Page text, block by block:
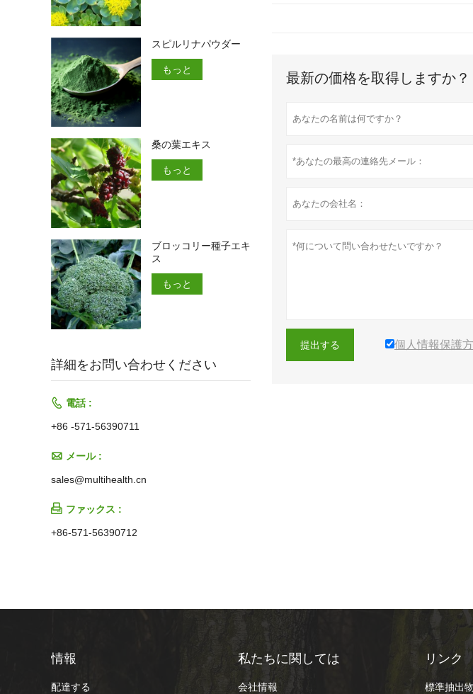
最新の価格を取得しますか
提出する 個人情報保護
スピルリナパウダー
もっと
桑の葉エキス
もっと
ブロッコリー種子エキ
ス
もっと
詳細をお問い合わせください
 電話 :
+86 -571-56390711
 メール :
sales@multihealth.cn
 ファックス :
+86-571-56390712
情報
配達する
私たちに関しては
会社情報
リンク
標準抽出物